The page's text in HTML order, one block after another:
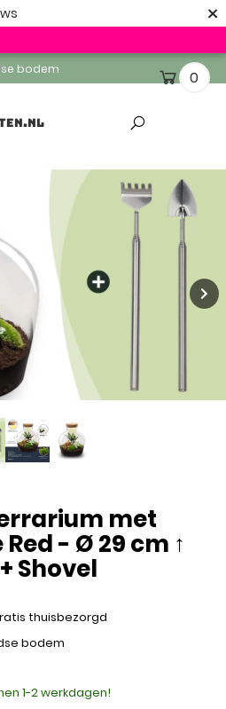
×
bodem 0
met
- Ø 29 cm ↑
Shovel
thuisbezorgd
bodem
1-2 werkdagen!